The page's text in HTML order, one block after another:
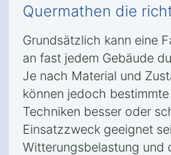
Quermathen die
Grundsätzlich kann eine
an fast jedem Gebäude
Je nach Material und
können jedoch
Techniken besser oder
Einsatzzweck geeignet
Witterungsbelastung und